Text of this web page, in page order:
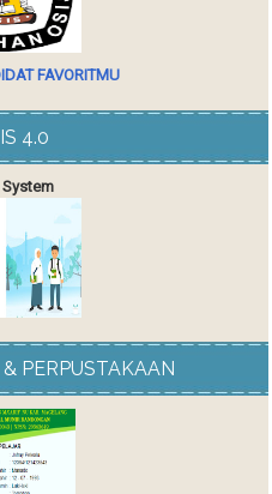
FAVORITMU
4.0
PERPUSTAKAAN